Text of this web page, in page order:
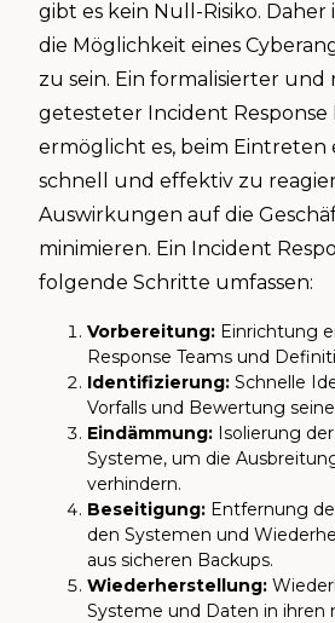
gibt es kein Null-Risiko. Daher
die Möglichkeit eines
zu sein. Ein formalisierter und
getesteter Incident Response
ermöglicht es, beim Eintreten
schnell und effektiv zu
Auswirkungen auf die
minimieren. Ein Incident
folgende Schritte umfassen:
Vorbereitung: Einrichtung
Response Teams und
Identifizierung: Schnelle
Vorfalls und Bewertung
Eindämmung: Isolierung
Systeme, um die
verhindern.
Beseitigung: Entfernung
den Systemen und
aus sicheren Backups.
Wiederherstellung:
Systeme und Daten in ihren